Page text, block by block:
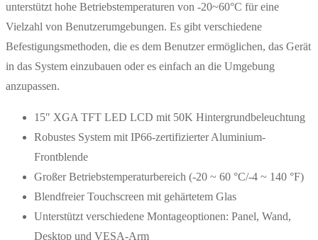
unterstützt hohe Betriebstemperaturen von -20~60°C für eine
Vielzahl von Benutzerumgebungen. Es gibt verschiedene
Befestigungsmethoden, die es dem Benutzer ermöglichen, das Gerät
in das System einzubauen oder es einfach an die Umgebung
anzupassen.
15″ XGA TFT LED LCD mit 50K Hintergrundbeleuchtung
Robustes System mit IP66-zertifizierter Aluminium-
Frontblende
Großer Betriebstemperaturbereich (-20 ~ 60 °C/-4 ~ 140 °F)
Blendfreier Touchscreen mit gehärtetem Glas
Unterstützt verschiedene Montageoptionen: Panel, Wand,
Desktop und VESA-Arm